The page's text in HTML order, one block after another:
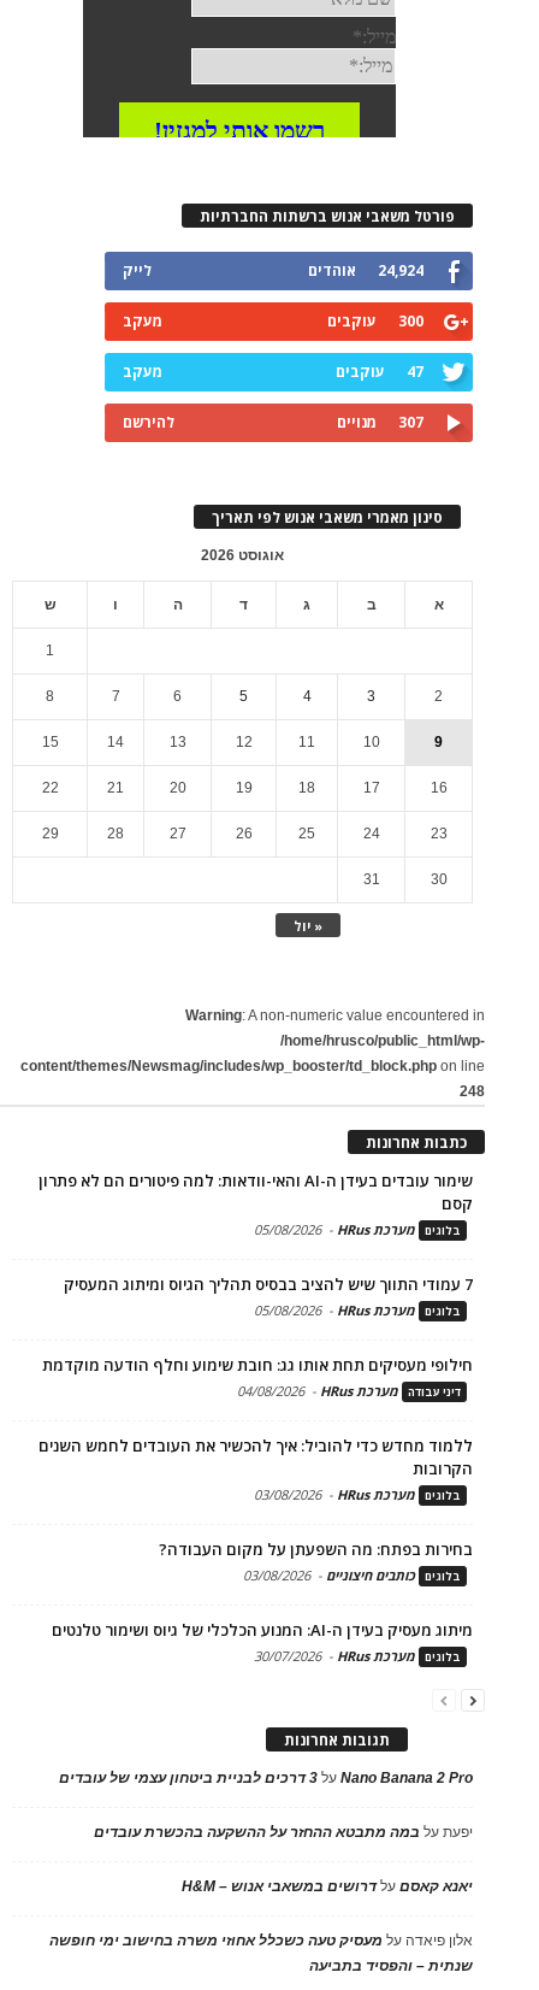
פורטל משאבי אנוש ברשתות החברתיות
24,924 אוהדים לייק
300 עוקבים מעקב
47 עוקבים מעקב
307 מנויים להירשם
סינון מאמרי משאבי אנוש לפי תאריך
אוגוסט 2026
א ב ג ד ה ו ש
« יול
1
2
3
4
5
6
7
8
9
10
11
12
13
14
15
16
17
18
19
20
21
22
23
24
25
26
27
28
29
30
31
Warning: A non-numeric value encountered in
/home/hrusco/public_html/wp-
content/themes/Newsmag/includes/wp_booster/td_block.php on line
248
כתבות אחרונות
שימור עובדים בעידן ה-AI והאי-וודאות: למה פיטורים הם לא פתרון
קסם
בלוגים מערכת HRus -
05/08/2026
7 עמודי התווך שיש להציב בבסיס תהליך הגיוס ומיתוג המעסיק
בלוגים מערכת HRus -
05/08/2026
חילופי מעסיקים תחת אותו גג: חובת שימוע וחלף הודעה מוקדמת
דיני עבודה מערכת HRus -
04/08/2026
ללמוד מחדש כדי להוביל: איך להכשיר את העובדים לחמש השנים
הקרובות
בלוגים מערכת HRus -
03/08/2026
בחירות בפתח: מה השפעתן על מקום העבודה?
בלוגים כותבים חיצוניים -
03/08/2026
מיתוג מעסיק בעידן ה-AI: המנוע הכלכלי של גיוס ושימור טלנטים
בלוגים מערכת HRus -
30/07/2026
תגובות אחרונות
Nano Banana 2 Proעל 3 דרכים לבניית ביטחון עצמי של עובדים
יפעתעל במה מתבטא ההחזר על ההשקעה בהכשרת עובדים
יאנא קאסםעלדרושים במשאבי אנוש – H&M
אלון פיאדה על מעסיק טעה כשכלל אחוזי משרה בחישוב ימי חופשה
שנתית – והפסיד בתביעה